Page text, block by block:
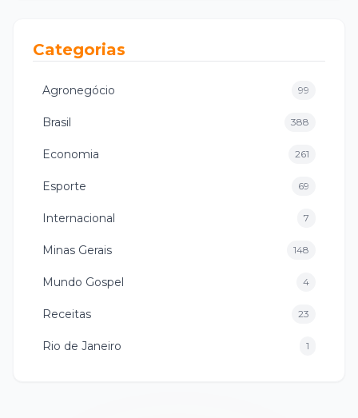
Categorias
Agronegócio 99
Brasil 388
Economia 261
Esporte 69
Internacional 7
Minas Gerais 148
Mundo Gospel 4
Receitas 23
Rio de Janeiro 1